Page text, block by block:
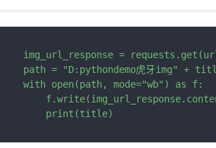
img_url_response =
path = "D:pythondemo虎牙img" +
    with open(path, mode="wb") as f: